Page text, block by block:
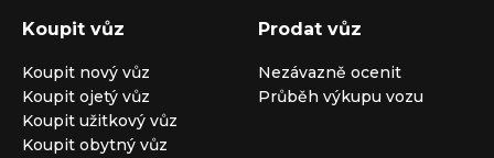
Koupit vůz
Koupit nový vůz
Koupit ojetý vůz
Koupit užitkový vůz
Koupit obytný vůz
Prodat vůz
Nezávazně ocenit
Průběh výkupu vozu